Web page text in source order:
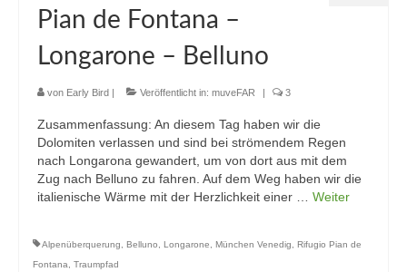
Pian de Fontana –
Longarone – Belluno
von Early Bird Veröffentlicht in: muveFAR 3
Zusammenfassung: An diesem Tag haben wir die
Dolomiten verlassen und sind bei strömendem Regen
nach Longarona gewandert, um von dort aus mit dem
Zug nach Belluno zu fahren. Auf dem Weg haben wir die
italienische Wärme mit der Herzlichkeit einer … Weiter
Alpenüberquerung, Belluno, Longarone, München Venedig, Rifugio Pian de
Fontana, Traumpfad